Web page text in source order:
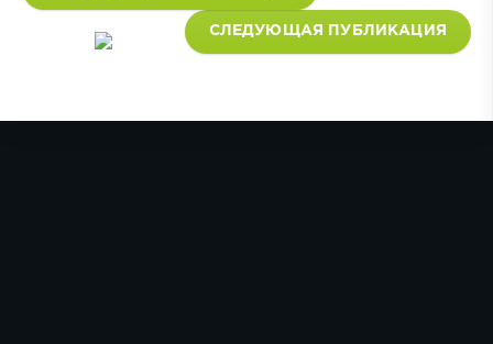
СЛЕДУЮЩАЯ ПУБЛИКАЦИЯ